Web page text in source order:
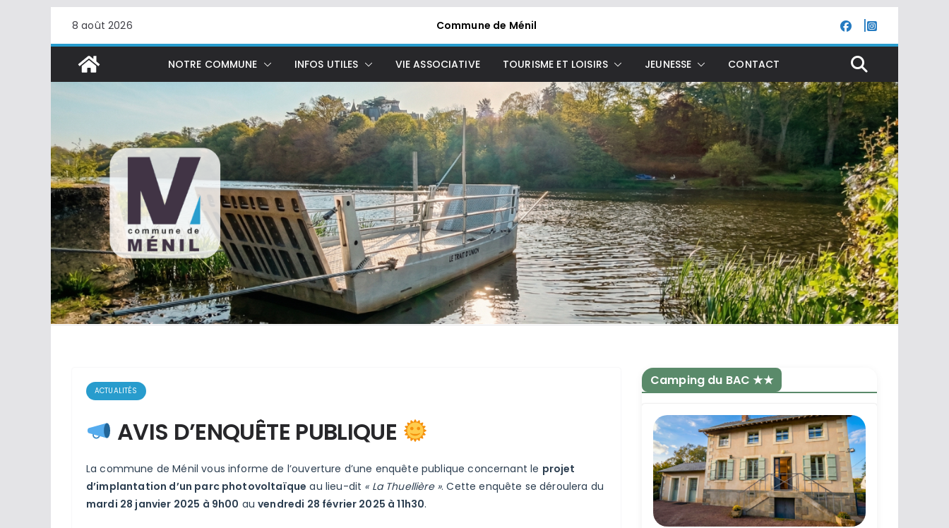
contenu
8 août 2026 Commune de Ménil
NOTRE COMMUNE INFOS UTILES VIE ASSOCIATIVE TOURISME ET LOISIRS JEUNESSE CONTACT
ACTUALITÉS
AVIS D’ENQUÊTE PUBLIQUE
La commune de Ménil vous informe de l’ouverture d’une enquête publique concernant le projet
d’implantation d’un parc photovoltaïque au lieu-dit « La Thuellière ». Cette enquête se déroulera du
mardi 28 janvier 2025 à 9h00 auvendredi 28 février 2025 à 11h30.
Camping du BAC ★★